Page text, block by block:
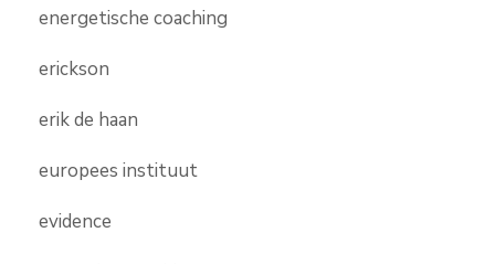
energetische coaching
erickson
erik de haan
europees instituut
evidence